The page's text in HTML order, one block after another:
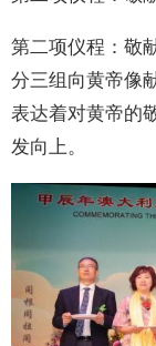
第二项仪程：敬
分三组向黄帝像
表达着对黄帝的
发向上。